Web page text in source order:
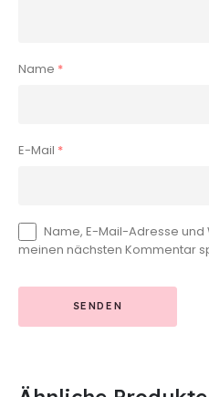
Name *
E-Mail *
Name, E-Mail-Adresse
meinen nächsten Kommentar